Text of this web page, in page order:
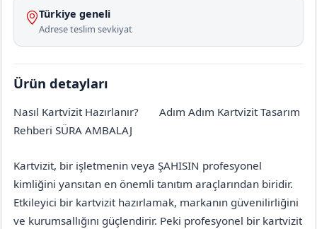
Türkiye geneli
Adrese teslim sevkiyat
Ürün detayları
Nasıl Kartvizit Hazırlanır?
Adım Adım Kartvizit Tasarım
Rehberi SÜRA AMBALAJ
Kartvizit, bir işletmenin veya ŞAHISIN profesyonel
kimliğini yansıtan en önemli tanıtım araçlarından biridir.
Etkileyici bir kartvizit hazırlamak, markanın güvenilirliğini
ve kurumsallığını güçlendirir. Peki profesyonel bir kartvizit